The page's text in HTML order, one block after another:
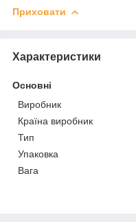
Приховати
Характеристики
Основні
Виробник
Країна виробник
Тип
Упаковка
Вага